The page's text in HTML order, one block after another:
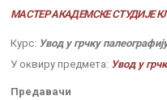
МАСТЕР АКАДЕМСКЕ СТУДИЈЕ
Курс: Увод у грчку
У оквиру предмета: Увод у
Предавачи